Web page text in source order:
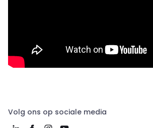
Volg ons op sociale media